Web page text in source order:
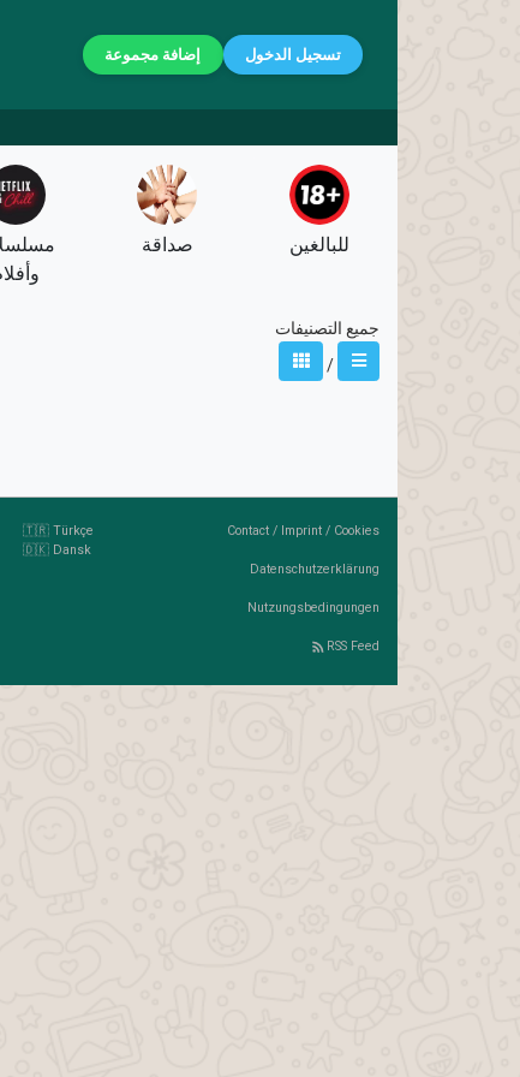
إضافة مجموعة تسجيل الدخول
صداقة للبالغين
جميع التصنيفات
/
🇹🇷 Türkçe
🇩🇰 Dansk
Contact / Imprint / Cookies
Datenschutzerklärung
Nutzungsbedingungen
RSS Feed